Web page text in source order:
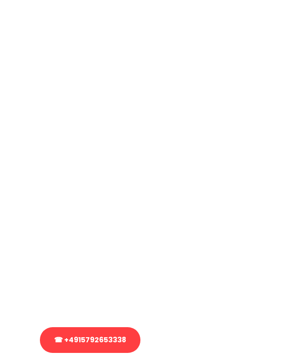
☎ +4915792653338